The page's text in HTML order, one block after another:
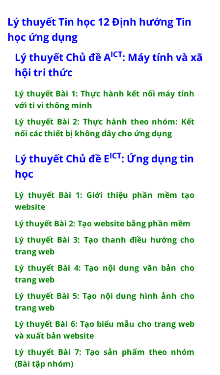
Lý thuyết Tin học 12 Định hướng Tin
học ứng dụng
Lý thuyết Chủ đề AICT: Máy tính và xã
hội tri thức
Lý thuyết Bài 1: Thực hành kết nối máy tính
với ti vi thông minh
Lý thuyết Bài 2: Thực hành theo nhóm: Kết
nối các thiết bị không dây cho ứng dụng
Lý thuyết Chủ đề EICT: Ứng dụng tin
học
Lý thuyết Bài 1: Giới thiệu phần mềm tạo
website
Lý thuyết Bài 2: Tạo website bằng phần mềm
Lý thuyết Bài 3: Tạo thanh điều hướng cho
trang web
Lý thuyết Bài 4: Tạo nội dung văn bản cho
trang web
Lý thuyết Bài 5: Tạo nội dung hình ảnh cho
trang web
Lý thuyết Bài 6: Tạo biểu mẫu cho trang web
và xuất bản website
Lý thuyết Bài 7: Tạo sản phẩm theo nhóm
(Bài tập nhóm)